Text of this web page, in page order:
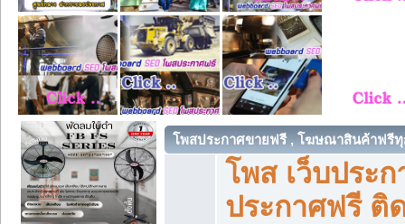
โพสประกาศขายฟรี , โฆษณาสินค้าฟรี
โพส เว็บประก
ประกาศฟรี ติ